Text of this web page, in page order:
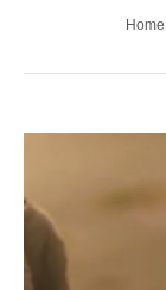
Home